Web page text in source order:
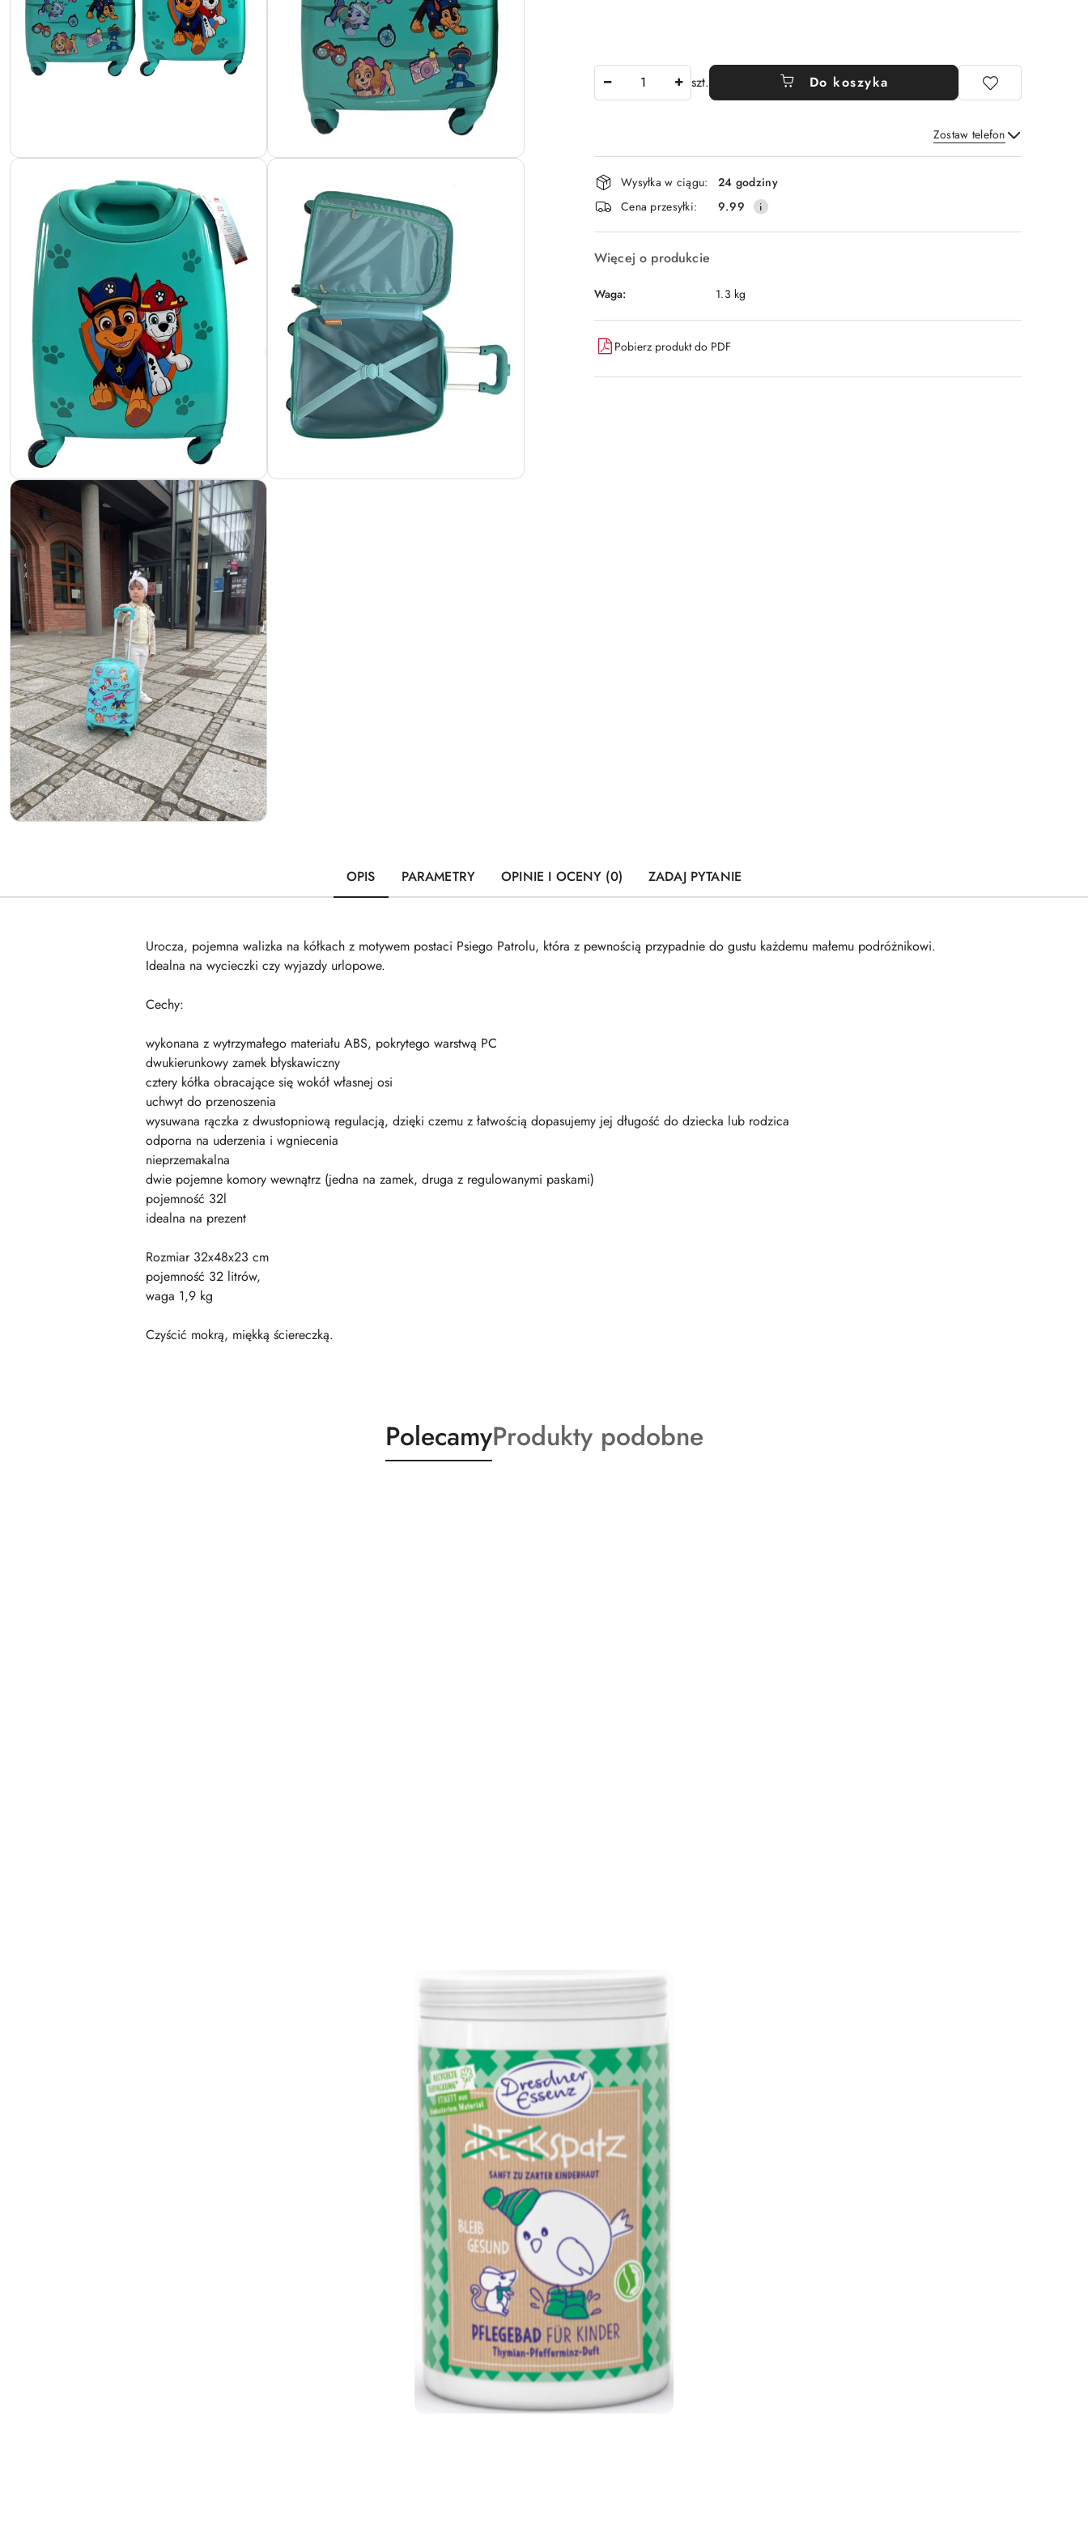
szt. Do koszyka
Zostaw telefon
Wyślij
Dostępność
i
dostawa
Wysyłka w ciągu:
24 godziny
Cena przesyłki:
9.99
Więcej o produkcie
Waga: 1.3 kg
Pobierz produkt do PDF
OPIS PARAMETRY OPINIE I OCENY (0) ZADAJ PYTANIE
Urocza, pojemna walizka na kółkach z motywem postaci Psiego Patrolu, która z pewnością przypadnie do gustu każdemu małemu podróżnikowi.
Idealna na wycieczki czy wyjazdy urlopowe.
Cechy:
wykonana z wytrzymałego materiału ABS, pokrytego warstwą PC
dwukierunkowy zamek błyskawiczny
cztery kółka obracające się wokół własnej osi
uchwyt do przenoszenia
wysuwana rączka z dwustopniową regulacją, dzięki czemu z łatwością dopasujemy jej długość do dziecka lub rodzica
odporna na uderzenia i wgniecenia
nieprzemakalna
dwie pojemne komory wewnątrz (jedna na zamek, druga z regulowanymi paskami)
pojemność 32l
idealna na prezent
Rozmiar 32x48x23 cm
pojemność 32 litrów,
waga 1,9 kg
Czyścić mokrą, miękką ściereczką.
Produkty
o
PolecamyProdukty
o
Produkty podobne